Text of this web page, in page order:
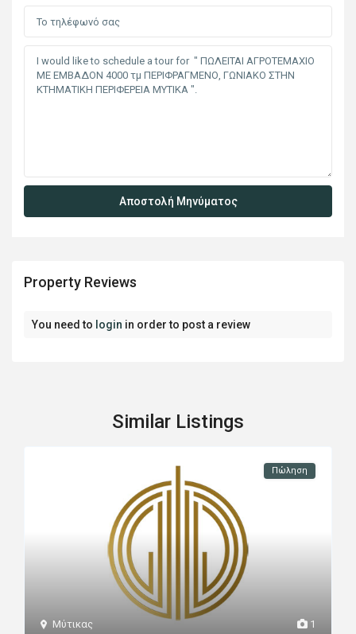
Property Reviews
You need to login in order to post a review
Similar Listings
1
Μύτικας
Πώληση